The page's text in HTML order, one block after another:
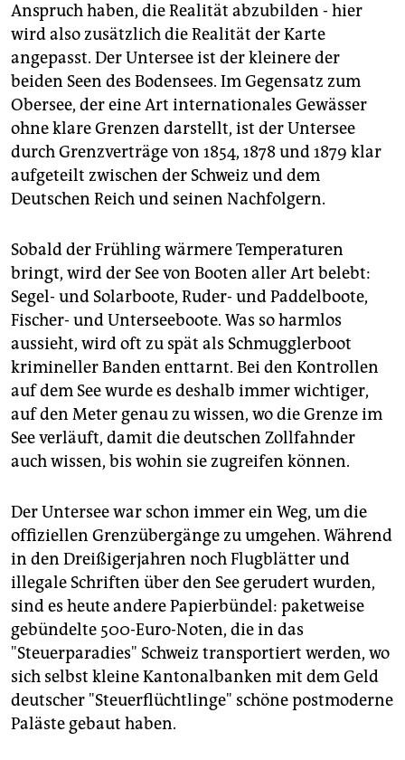
Anspruch haben, die Realität abzubilden - hier
wird also zusätzlich die Realität der Karte
angepasst. Der Untersee ist der kleinere der
beiden Seen des Bodensees. Im Gegensatz zum
Obersee, der eine Art internationales Gewässer
ohne klare Grenzen darstellt, ist der Untersee
durch Grenzverträge von 1854, 1878 und 1879 klar
aufgeteilt zwischen der Schweiz und dem
Deutschen Reich und seinen Nachfolgern.
Sobald der Frühling wärmere Temperaturen
bringt, wird der See von Booten aller Art belebt:
Segel- und Solarboote, Ruder- und Paddelboote,
Fischer- und Unterseeboote. Was so harmlos
aussieht, wird oft zu spät als Schmugglerboot
krimineller Banden enttarnt. Bei den Kontrollen
auf dem See wurde es deshalb immer wichtiger,
auf den Meter genau zu wissen, wo die Grenze im
See verläuft, damit die deutschen Zollfahnder
auch wissen, bis wohin sie zugreifen können.
Der Untersee war schon immer ein Weg, um die
offiziellen Grenzübergänge zu umgehen. Während
in den Dreißigerjahren noch Flugblätter und
illegale Schriften über den See gerudert wurden,
sind es heute andere Papierbündel: paketweise
gebündelte 500-Euro-Noten, die in das
"Steuerparadies" Schweiz transportiert werden, wo
sich selbst kleine Kantonalbanken mit dem Geld
deutscher "Steuerflüchtlinge" schöne postmoderne
Paläste gebaut haben.